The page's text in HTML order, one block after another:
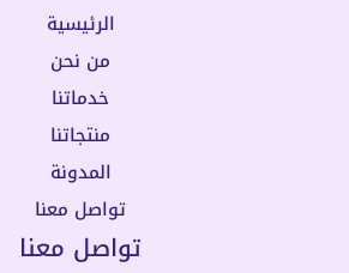
الرئيسية
من نحن
خدماتنا
منتجاتنا
المدونة
تواصل معنا
تواصل معنا